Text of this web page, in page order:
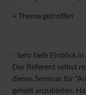
+ Thema getroffen
- Sehr tiefe Einblick
Der Referent selbst
dieses Seminar für
geteilt anzubieten.